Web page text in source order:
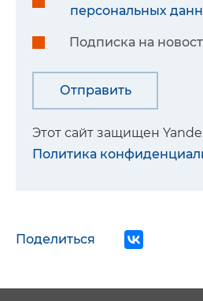
персональных
Подписка на
Этот сайт защищен
Политика
Поделиться